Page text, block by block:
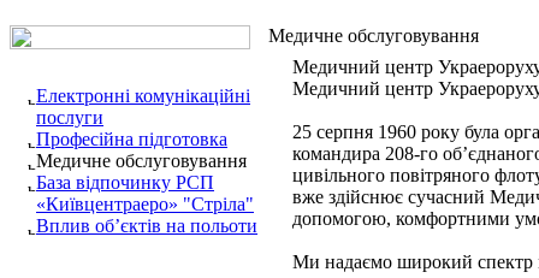
Електронні комунікаційні
послуги
Професійна підготовка
Медичне обслуговування
База відпочинку РСП
«Київцентраеро» "Стріла"
Вплив об’єктів на польоти
Медичне обслуговування
Медичний центр
Медичний центр
25 серпня 1960 року була
командира 208-го
цивільного повітряного
вже здійснює сучасний
допомогою, комфортними
Ми надаємо широкий спектр